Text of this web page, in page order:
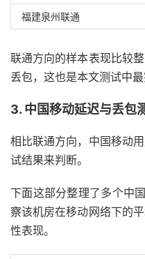
福建泉州联通
联通方向的样本表现比较
丢包，这也是本文测试中最
3. 中国移动延迟与丢包
相比联通方向，中国移动
试结果来判断。
下面这部分整理了多个中
察该机房在移动网络下的
性表现。